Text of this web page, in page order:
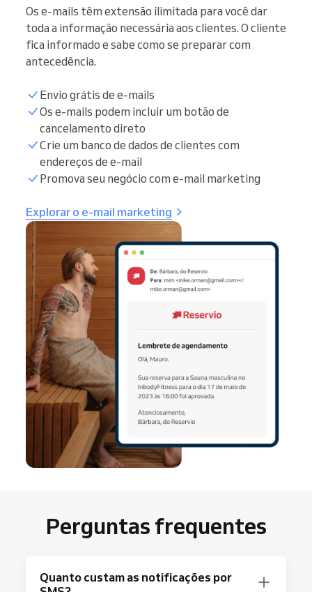
Os e-mails têm extensão ilimitada para você dar
toda a informação necessária aos clientes. O cliente
fica informado e sabe como se preparar com
antecedência.
Envio grátis de e-mails
Os e-mails podem incluir um botão de
cancelamento direto
Crie um banco de dados de clientes com
endereços de e-mail
Promova seu negócio com e-mail marketing
Explorar o e-mail marketing
Perguntas frequentes
Quanto custam as notificações por